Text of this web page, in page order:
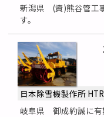
新潟県 (資)熊谷管工
す。
日本除雪機製作所
岐阜県 御成約誠に有